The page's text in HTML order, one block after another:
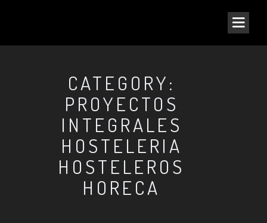
CATEGORY:
PROYECTOS
INTEGRALES
HOSTELERIA
HOSTELEROS
HORECA